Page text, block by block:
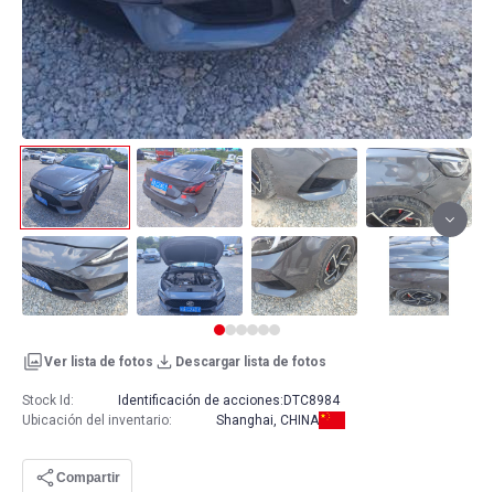
Ver lista de fotos Descargar lista de fotos
Stock Id: Identificación de acciones: DTC8984
Ubicación del inventario: Shanghai, CHINA
Compartir